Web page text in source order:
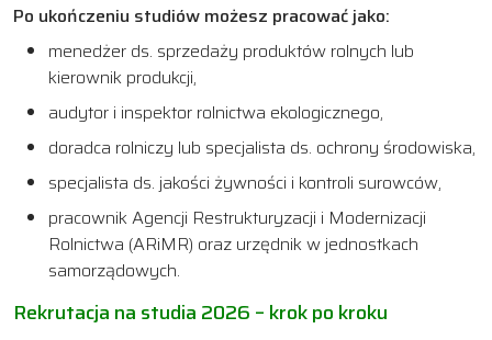
Po ukończeniu studiów możesz pracować jako:
menedżer ds. sprzedaży produktów rolnych lub
kierownik produkcji,
audytor i inspektor rolnictwa ekologicznego,
doradca rolniczy lub specjalista ds. ochrony środowiska,
specjalista ds. jakości żywności i kontroli surowców,
pracownik Agencji Restrukturyzacji i Modernizacji
Rolnictwa (ARiMR) oraz urzędnik w jednostkach
samorządowych.
Rekrutacja na studia 2026 – krok po kroku